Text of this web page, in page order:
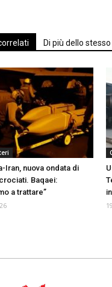
Di più dello
Iran, nuova ondata di
Baqaei:
a trattare”